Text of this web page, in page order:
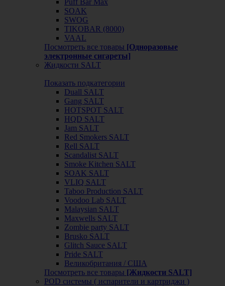
SOAK
SWOG
TIKOBAR (8000)
VAAL
Посмотреть все товары [Одноразовые
электронные сигареты]
Жидкости SALT
Показать подкатегории
Duall SALT
Gang SALT
HOTSPOT SALT
HQD SALT
Jam SALT
Red Smokers SALT
Rell SALT
Scandalist SALT
Smoke Kitchen SALT
SOAK SALT
VLIQ SALT
Taboo Production SALT
Voodoo Lab SALT
Malaysian SALT
Maxwells SALT
Zombie party SALT
Brusko SALT
Glitch Sauce SALT
Pride SALT
Великобритания / США
Посмотреть все товары [Жидкости SALT]
POD системы ( испарители и картриджи )